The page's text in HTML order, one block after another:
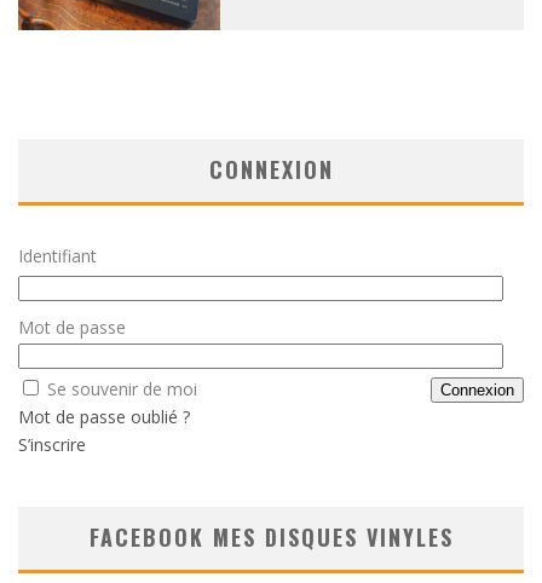
CONNEXION
Identifiant
Mot de passe
Se souvenir de moi
Mot de passe oublié ?
S’inscrire
FACEBOOK MES DISQUES VINYLES